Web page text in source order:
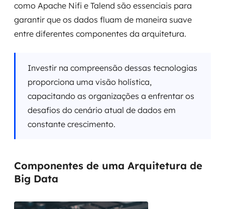
como Apache Nifi e Talend são essenciais para
garantir que os dados fluam de maneira suave
entre diferentes componentes da arquitetura.
Investir na compreensão dessas tecnologias
proporciona uma visão holística,
capacitando as organizações a enfrentar os
desafios do cenário atual de dados em
constante crescimento.
Componentes de uma Arquitetura de
Big Data